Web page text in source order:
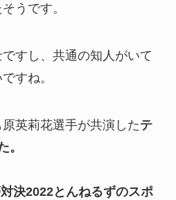
うです。
すし、共通の知人がいて
すね。
英莉花選手が共演したテ
。
決2022とんねるずのスポ